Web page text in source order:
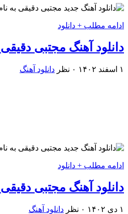
ادامه مطلب + دانلود
دانلود آهنگ مجتبی دقیقی
۱ اسفند ۱۴۰۲ ۰ نظر دانلود آهنگ
ادامه مطلب + دانلود
دانلود آهنگ مجتبی دقیقی
۱ دی ۱۴۰۲ ۰ نظر دانلود آهنگ